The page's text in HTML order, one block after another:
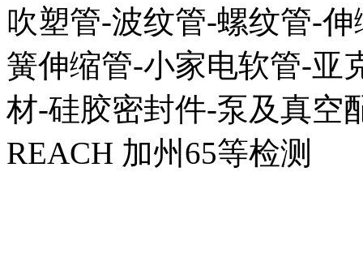
吹塑管-波纹管-螺纹管-
簧伸缩管-小家电软管-亚
材-硅胶密封件-泵及真空
REACH 加州65等检测